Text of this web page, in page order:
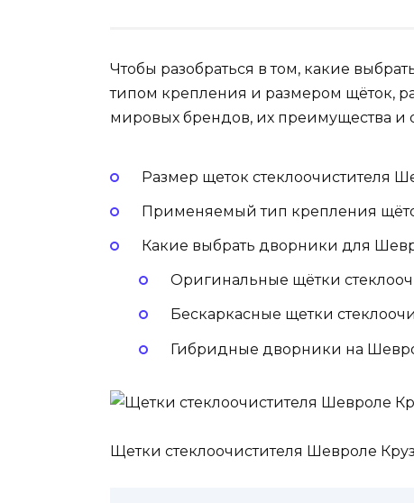
Чтобы разобраться в том, какие
типом крепления и размером щёток,
мировых брендов, их преимущества и
Размер щеток стеклоочистителя
Применяемый тип крепления
Какие выбрать дворники для
Оригинальные щётки
Бескаркасные щетки
Гибридные дворники на
Щетки стеклоочистителя Шевроле Круз